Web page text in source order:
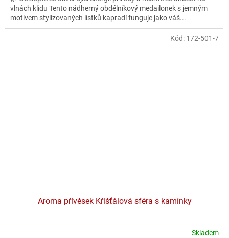
vlnách klidu Tento nádherný obdélníkový medailonek s jemným
motivem stylizovaných lístků kapradí funguje jako váš...
Aroma přívěsek Křišťálová sféra s kamínky
Skladem
Kód: 172-501-7